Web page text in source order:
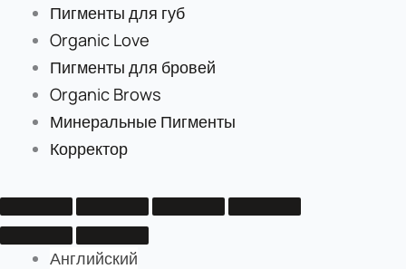
Пигменты для губ
Organic Love
Пигменты для бровей
Organic Brows
Минеральные Пигменты
Корректор
Английский